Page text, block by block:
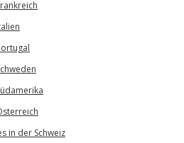
in der Schweiz